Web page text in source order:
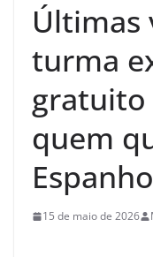
Últimas
turma
gratuito
quem
15 de maio de 2026